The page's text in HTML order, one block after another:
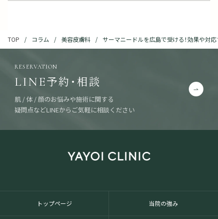
TOP コラム 美容皮膚科 サーマニードルを広島で受ける！効果や対
LINE予約・相談
RESERVATION
肌 / 体 / 顔のお悩みや施術に関する
疑問点などLINEからご気軽に相談ください
トップページ 当院の強み